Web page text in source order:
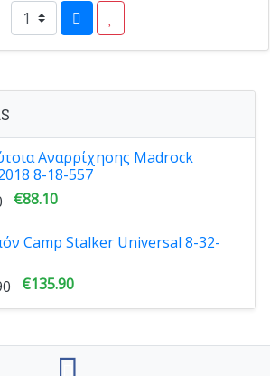
Αναρρίχησης Madrock
8-18-557
€88.10
Camp Stalker Universal 8-32-
€135.90